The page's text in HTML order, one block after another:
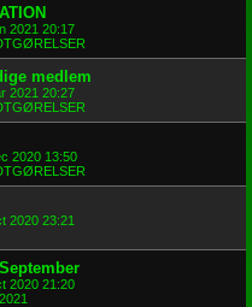
2021 20:17
medlem
2021 20:27
2020 13:50
2020 23:21
2020 21:20